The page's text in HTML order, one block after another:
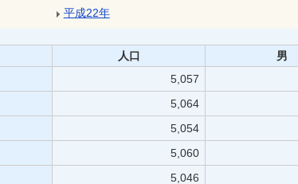
平成22年
人口 男
5,057
5,064
5,054
5,060
5,046